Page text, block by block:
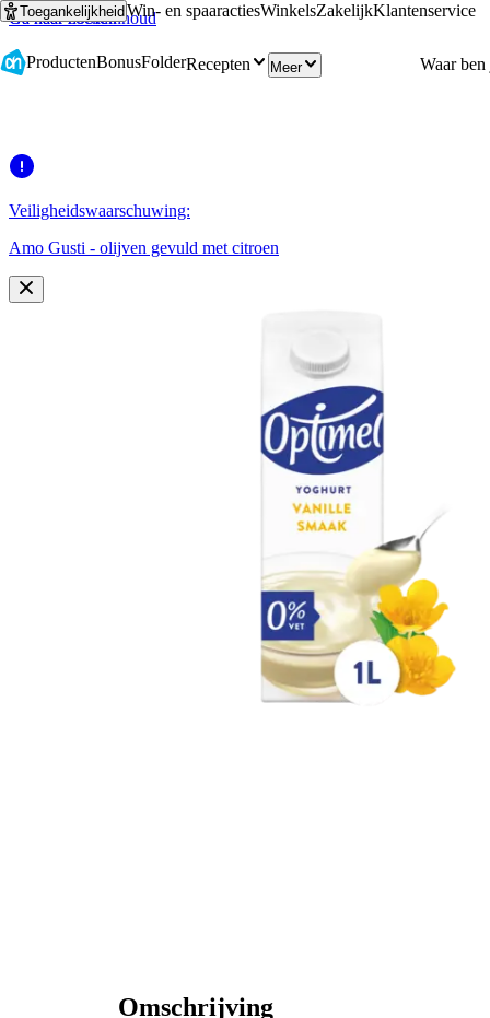
Ga naar hoofdinhoud
Ga naar zoeken
ToegankelijkheidWin- en spaaractiesWinkelsZakelijkKlantenservice
ProductenBonusFolderRecepten Meer
Veiligheidswaarschuwing:
Amo Gusti - olijven gevuld met citroen
Omschrijving